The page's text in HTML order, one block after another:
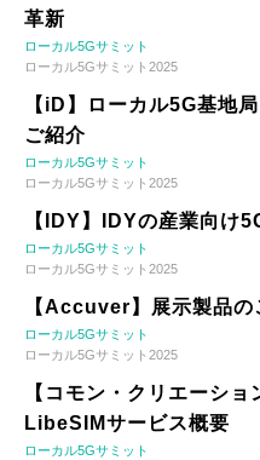
革新
ローカル5Gサミット
ローカル5Gサミット2025
【iD】ローカル5G基地
ご紹介
ローカル5Gサミット
ローカル5Gサミット2025
【IDY】IDYの産業向け
ローカル5Gサミット
ローカル5Gサミット2025
【Accuver】展示製品の
ローカル5Gサミット
ローカル5Gサミット2025
【コモン・クリエーシ
LibeSIMサービス概要
ローカル5Gサミット